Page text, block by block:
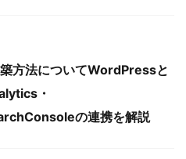
方法についてWordPressと
・
の連携を解説